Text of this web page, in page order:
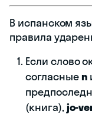
В испанском
правила
Если слово
согласныеn
(книга), jo-